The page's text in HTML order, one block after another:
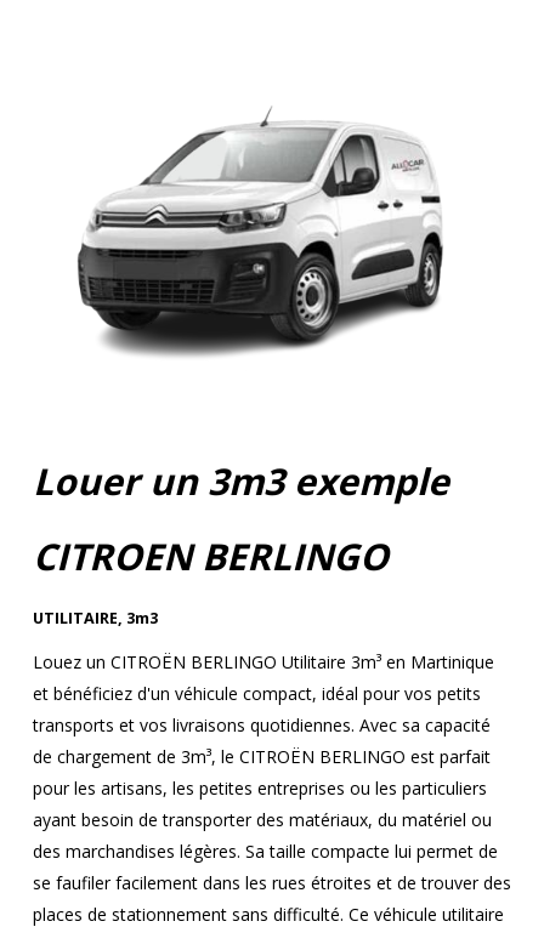
Louer un 3m3 exemple
CITROEN BERLINGO
UTILITAIRE, 3m3
Louez un CITROËN BERLINGO Utilitaire 3m³ en Martinique
et bénéficiez d'un véhicule compact, idéal pour vos petits
transports et vos livraisons quotidiennes. Avec sa capacité
de chargement de 3m³, le CITROËN BERLINGO est parfait
pour les artisans, les petites entreprises ou les particuliers
ayant besoin de transporter des matériaux, du matériel ou
des marchandises légères. Sa taille compacte lui permet de
se faufiler facilement dans les rues étroites et de trouver des
places de stationnement sans difficulté. Ce véhicule utilitaire